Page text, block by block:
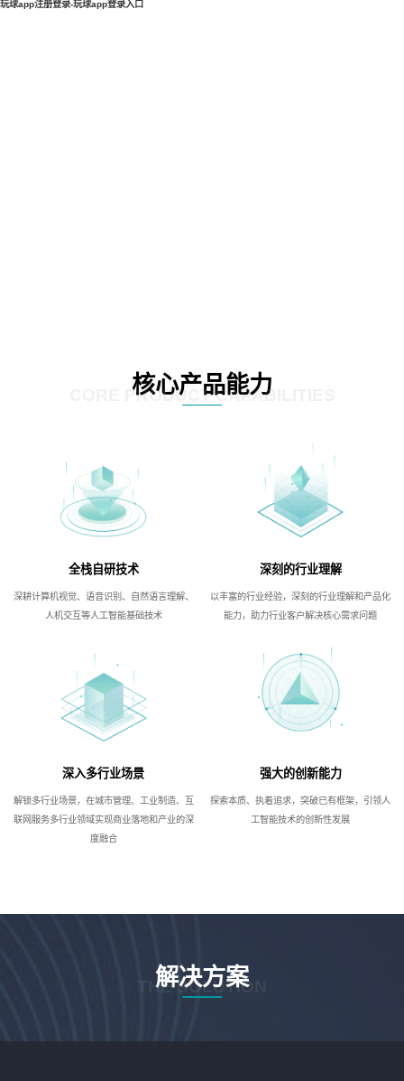
玩球app注册登录-玩球app登录入口
核心产品能力
CORE PRODUCT CAPABILITIES
全栈自研技术
深耕计算机视觉、语音识别、自然语言理解、
人机交互等人工智能基础技术
深刻的行业理解
以丰富的行业经验，深刻的行业理解和产品化
能力，助力行业客户解决核心需求问题
深入多行业场景
解锁多行业场景，在城市管理、工业制造、互
联网服务多行业领域实现商业落地和产业的深
度融合
强大的创新能力
探索本质、执着追求，突破已有框架，引领人
工智能技术的创新性发展
解决方案
THE SOLUTION